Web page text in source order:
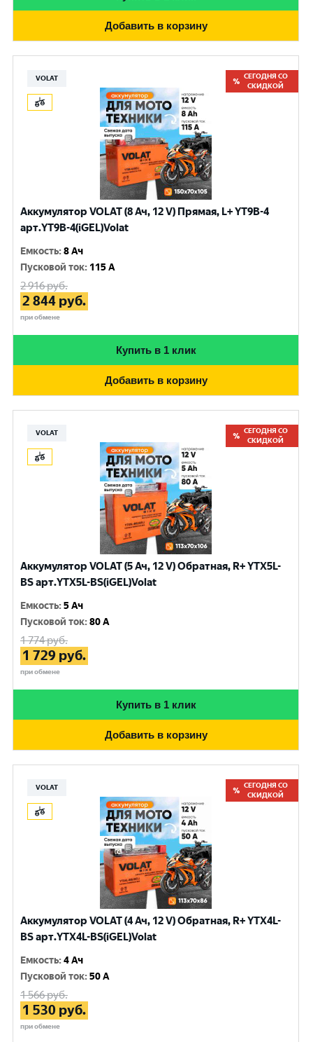
Добавить в корзину
VOLAT
СЕГОДНЯ СО
СКИДКОЙ
Аккумулятор VOLAT (8 Ач, 12 V) Прямая, L+ YT9B-4
арт.YT9B-4(iGEL)Volat
Емкость:8 Ач
Пусковой ток: 115 A
2 916руб.
2 844 руб.
при обмене
Купить в 1 клик
Добавить в корзину
VOLAT
СЕГОДНЯ СО
СКИДКОЙ
Аккумулятор VOLAT (5 Ач, 12 V) Обратная, R+ YTX5L-
BS арт.YTX5L-BS(iGEL)Volat
Емкость:5 Ач
Пусковой ток:80 A
1 774руб.
1 729 руб.
при обмене
Купить в 1 клик
Добавить в корзину
VOLAT
СЕГОДНЯ СО
СКИДКОЙ
Аккумулятор VOLAT (4 Ач, 12 V) Обратная, R+ YTX4L-
BS арт.YTX4L-BS(iGEL)Volat
Емкость:4 Ач
Пусковой ток:50 A
1 566руб.
1 530 руб.
при обмене